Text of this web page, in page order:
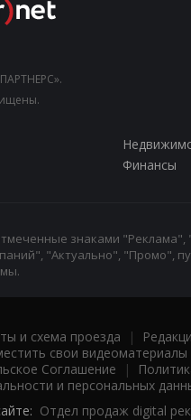
Финансы
знаками "Реклама",
"Актуально", "Промо",
и схема проезда |
свои видеоматериалы
Соглашение |
и персональных
Отдел продаж digital